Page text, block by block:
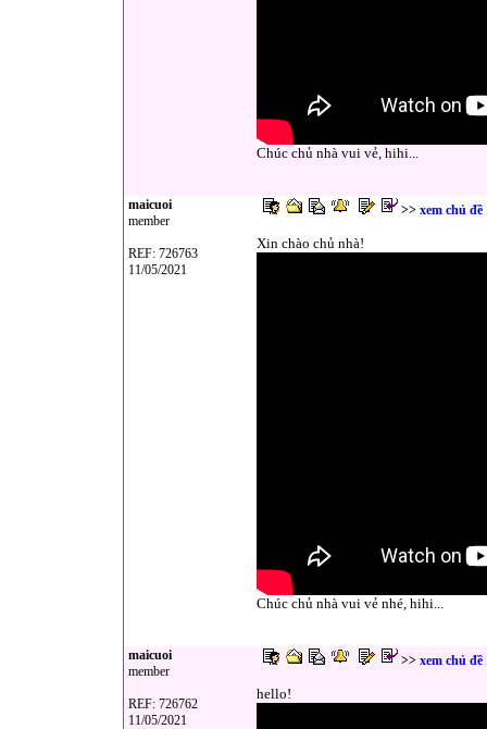
Chúc chủ nhà vui vẻ, hihi...
maicuoi
member
REF: 726763
11/05/2021
>> xem chủ đề
Xin chào chủ nhà!
Chúc chủ nhà vui vẻ nhé, hihi...
maicuoi
member
REF: 726762
11/05/2021
>> xem chủ đề
hello!